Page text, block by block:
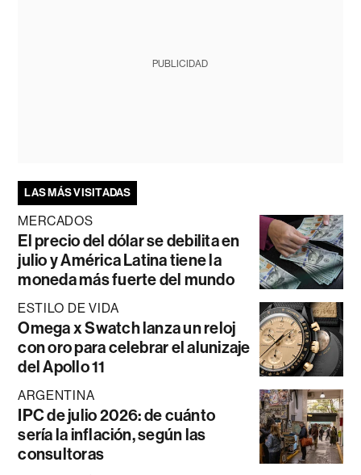
PUBLICIDAD
LAS MÁS VISITADAS
MERCADOS
El precio del dólar se debilita en
julio y América Latina tiene la
moneda más fuerte del mundo
ESTILO DE VIDA
Omega x Swatch lanza un reloj
con oro para celebrar el alunizaje
del Apollo 11
ARGENTINA
IPC de julio 2026: de cuánto
sería la inflación, según las
consultoras